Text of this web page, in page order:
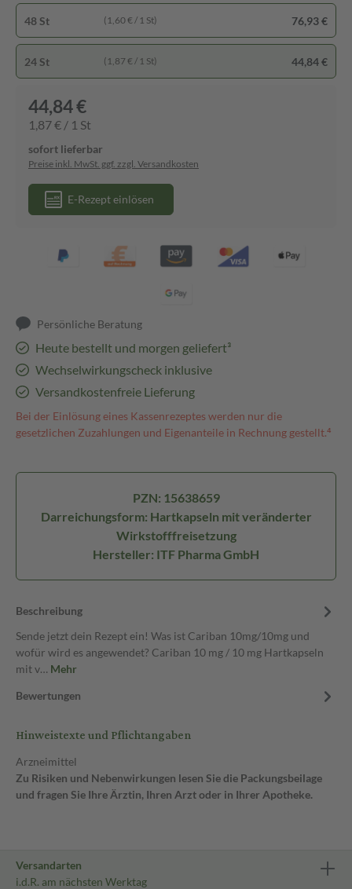
48 St (1,60 € / 1 St) 76,93 €
24 St (1,87 € / 1 St) 44,84 €
44,84 €
1,87 € / 1 St
sofort lieferbar
Preise inkl. MwSt. ggf. zzgl. Versandkosten
E-Rezept einlösen
Persönliche Beratung
Heute bestellt und morgen geliefert³
Wechselwirkungscheck inklusive
Versandkostenfreie Lieferung
Bei der Einlösung eines Kassenrezeptes werden nur die
gesetzlichen Zuzahlungen und Eigenanteile in Rechnung gestellt.⁴
PZN: 15638659
Darreichungsform: Hartkapseln mit veränderter
Wirkstofffreisetzung
Hersteller: ITF Pharma GmbH
Beschreibung
Sende jetzt dein Rezept ein! Was ist Cariban 10mg/10mg und
wofür wird es angewendet? Cariban 10 mg / 10 mg Hartkapseln
mit v… Mehr
Bewertungen
Hinweistexte und Pflichtangaben
Arzneimittel
Zu Risiken und Nebenwirkungen lesen Sie die Packungsbeilage
und fragen Sie Ihre Ärztin, Ihren Arzt oder in Ihrer Apotheke.
Versandarten
i.d.R. am nächsten Werktag